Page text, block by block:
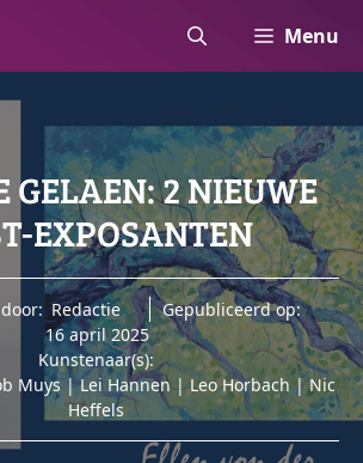
Menu
GELAEN: 2 NIEUWE
EXPOSANTEN
Redactie
Gepubliceerd op:
16 april 2025
Kunstenaar(s):
Muys|Lei Hannen|Leo Horbach|Nic
Heffels